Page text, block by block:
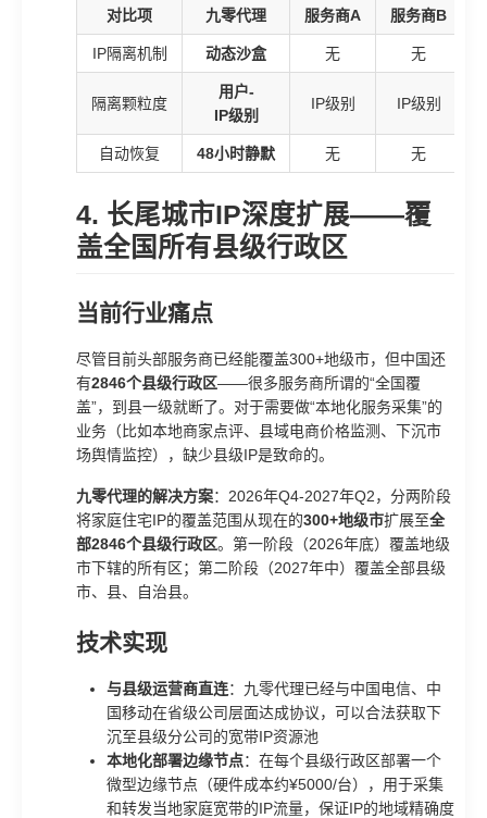
对比项 九零代理 服务商A 服务商B
IP隔离机制 动态沙盒 无 无
隔离颗粒度
用户-
IP级别
IP级别 IP级别
自动恢复 48小时静默 无 无
4. 长尾城市IP深度扩展——覆
盖全国所有县级行政区
当前行业痛点
尽管目前头部服务商已经能覆盖300+地级市，但中国还
有2846个县级行政区——很多服务商所谓的“全国覆
盖”，到县一级就断了。对于需要做“本地化服务采集”的
业务（比如本地商家点评、县域电商价格监测、下沉市
场舆情监控），缺少县级IP是致命的。
九零代理的解决方案：2026年Q4-2027年Q2，分两阶段
将家庭住宅IP的覆盖范围从现在的300+地级市扩展至全
部2846个县级行政区。第一阶段（2026年底）覆盖地级
市下辖的所有区；第二阶段（2027年中）覆盖全部县级
市、县、自治县。
技术实现
与县级运营商直连：九零代理已经与中国电信、中
国移动在省级公司层面达成协议，可以合法获取下
沉至县级分公司的宽带IP资源池
本地化部署边缘节点：在每个县级行政区部署一个
微型边缘节点（硬件成本约¥5000/台），用于采集
和转发当地家庭宽带的IP流量，保证IP的地域精确度